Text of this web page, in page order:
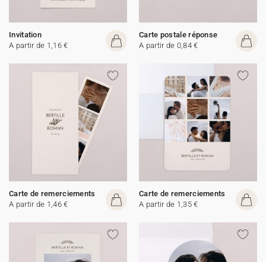
Invitation
A partir de 1,16 €
Carte postale réponse
A partir de 0,84 €
Carte de remerciements
A partir de 1,46 €
Carte de remerciements
A partir de 1,35 €